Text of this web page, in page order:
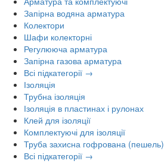
Запірна водяна арматура
Колектори
Шафи колекторні
Регулююча арматура
Запірна газова арматура
Всі підкатегорії →
Ізоляція
Трубна ізоляція
Ізоляція в пластинах і рулонах
Клей для ізоляції
Комплектуючі для ізоляції
Труба захисна гофрована (пешель)
Всі підкатегорії →